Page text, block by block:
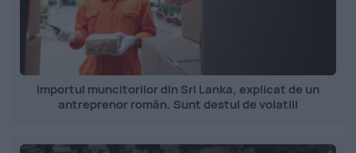
Importul muncitorilor din Sri Lanka, explicat de un
antreprenor român. Sunt destul de volatili